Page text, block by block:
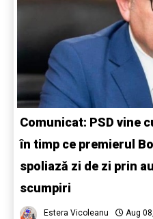
Comunicat: PSD vine
în timp ce premierul
spoliază zi de zi prin
scumpiri
Estera Vicoleanu Aug